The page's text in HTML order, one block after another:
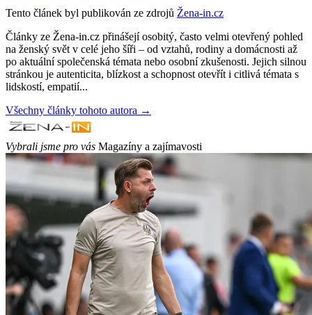
Tento článek byl publikován ze zdrojů Žena-in.cz
Články ze Žena-in.cz přinášejí osobitý, často velmi otevřený pohled
na ženský svět v celé jeho šíři – od vztahů, rodiny a domácnosti až
po aktuální společenská témata nebo osobní zkušenosti. Jejich silnou
stránkou je autenticita, blízkost a schopnost otevřít i citlivá témata s
lidskostí, empatií...
Všechny články tohoto autora →
Vybrali jsme pro vás Magazíny a zajímavosti